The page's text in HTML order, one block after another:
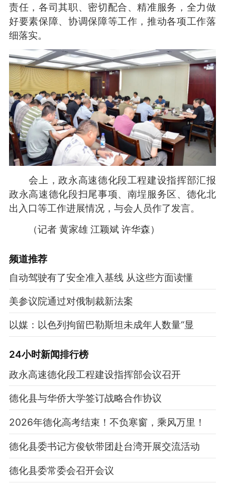
责任，各司其职、密切配合、精准服务，全力做
好要素保障、协调保障等工作，推动各项工作落
细落实。
会上，政永高速德化段工程建设指挥部汇报
政永高速德化段扫尾事项、南埕服务区、德化北
出入口等工作进展情况，与会人员作了发言。
（记者 黄家雄 江颖斌 许华森）
频道推荐
自动驾驶有了安全准入基线 从这些方面读懂
美参议院通过对俄制裁新法案
以媒：以色列拘留巴勒斯坦未成年人数量“显
24小时新闻排行榜
政永高速德化段工程建设指挥部会议召开
德化县与华侨大学签订战略合作协议
2026年德化高考结束！不负寒窗，乘风万里！
德化县委书记方俊钦带团赴台湾开展交流活动
德化县委常委会召开会议